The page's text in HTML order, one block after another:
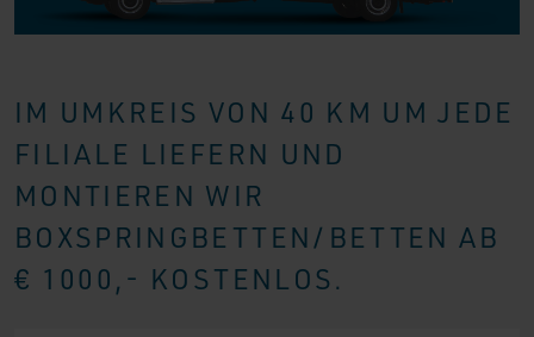
IM UMKREIS VON 40 KM UM JEDE
FILIALE LIEFERN UND
MONTIEREN WIR
BOXSPRINGBETTEN/BETTEN AB
€ 1000,- KOSTENLOS.